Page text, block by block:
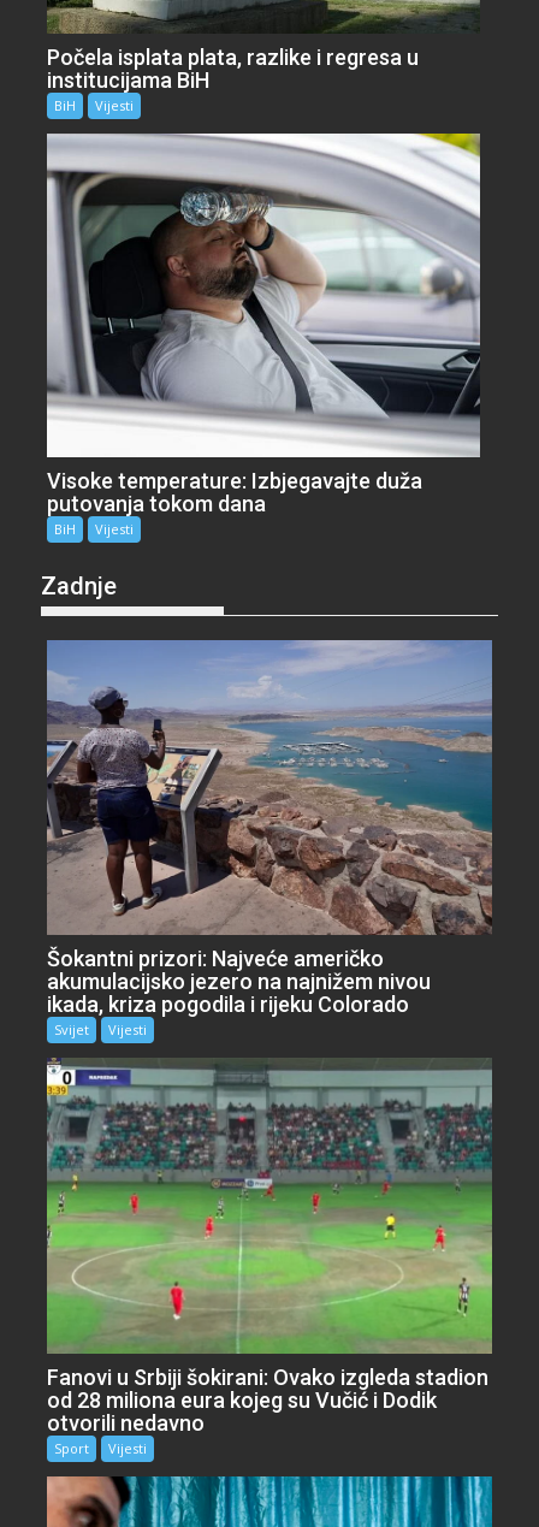
Počela isplata plata, razlike i regresa u
institucijama BiH
BiH Vijesti
Visoke temperature: Izbjegavajte duža
putovanja tokom dana
BiH Vijesti
Zadnje
Šokantni prizori: Najveće američko
akumulacijsko jezero na najnižem nivou
ikada, kriza pogodila i rijeku Colorado
Svijet Vijesti
Fanovi u Srbiji šokirani: Ovako izgleda stadion
od 28 miliona eura kojeg su Vučić i Dodik
otvorili nedavno
Sport Vijesti